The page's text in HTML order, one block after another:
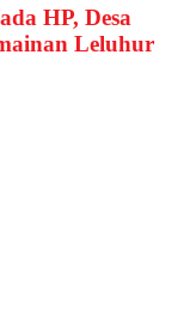
HP, Desa
Leluhur